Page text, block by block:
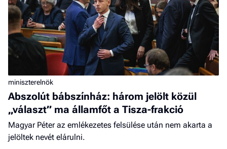
miniszterelnök
Abszolút bábszínház: három jelölt közül
„választ” ma államfőt a Tisza-frakció
Magyar Péter az emlékezetes felsülése után nem akarta a
jelöltek nevét elárulni.